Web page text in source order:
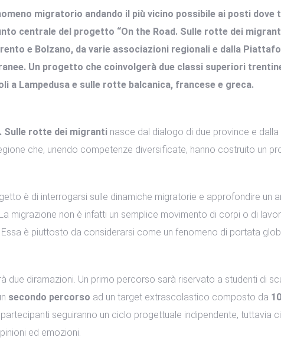
migratorio andando il più vicino possibile ai posti dove
centrale del progetto “On the Road. Sulle rotte dei
e Bolzano, da varie associazioni regionali e dalla
Un progetto che coinvolgerà due classi superiori
a Lampedusa e sulle rotte balcanica, francese e greca.
Sulle rotte dei migranti nasce dal dialogo di due province e dalla
che, unendo competenze diversificate, hanno costruito un
è di interrogarsi sulle dinamiche migratorie e approfondire un
migrazione non è infatti un semplice movimento di corpi o di
è piuttosto da considerarsi come un fenomeno di portata
diramazioni. Un primo percorso sarà riservato a studenti di
secondo percorso ad un target extrascolastico composto da
seguiranno un ciclo progettuale indipendente, tuttavia
ed emozioni.